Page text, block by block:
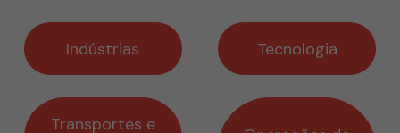
Indústrias Tecnologia
Transportes e